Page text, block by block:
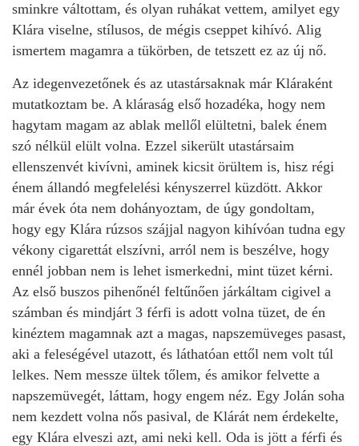
sminkre váltottam, és olyan ruhákat vettem, amilyet egy
Klára viselne, stílusos, de mégis cseppet kihívó. Alig
ismertem magamra a tükörben, de tetszett ez az új nő.
Az idegenvezetőnek és az utastársaknak már Kláraként
mutatkoztam be. A kláraság első hozadéka, hogy nem
hagytam magam az ablak mellől elültetni, balek énem
szó nélkül elült volna. Ezzel sikerült utastársaim
ellenszenvét kivívni, aminek kicsit örültem is, hisz régi
énem állandó megfelelési kényszerrel küzdött. Akkor
már évek óta nem dohányoztam, de úgy gondoltam,
hogy egy Klára rúzsos szájjal nagyon kihívóan tudna egy
vékony cigarettát elszívni, arról nem is beszélve, hogy
ennél jobban nem is lehet ismerkedni, mint tüzet kérni.
Az első buszos pihenőnél feltűnően járkáltam cigivel a
számban és mindjárt 3 férfi is adott volna tüzet, de én
kinéztem magamnak azt a magas, napszemüveges pasast,
aki a feleségével utazott, és láthatóan ettől nem volt túl
lelkes. Nem messze ültek tőlem, és amikor felvette a
napszemüvegét, láttam, hogy engem néz. Egy Jolán soha
nem kezdett volna nős pasival, de Klárát nem érdekelte,
egy Klára elveszi azt, ami neki kell. Oda is jött a férfi és